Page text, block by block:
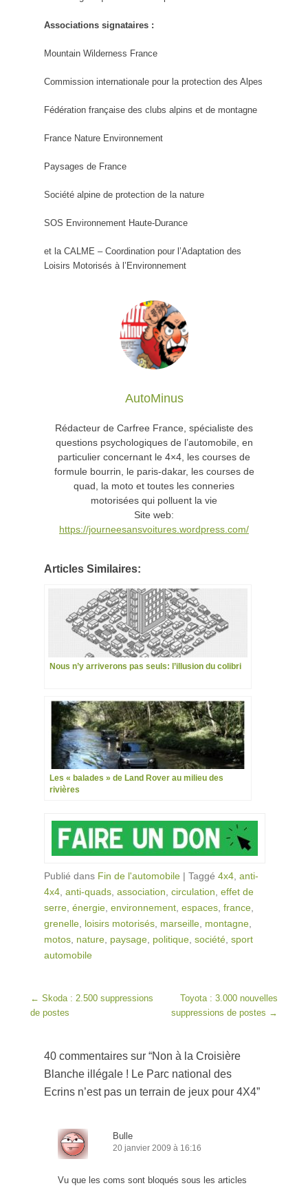
Associations signataires :
Mountain Wilderness France
Commission internationale pour la protection des Alpes
Fédération française des clubs alpins et de montagne
France Nature Environnement
Paysages de France
Société alpine de protection de la nature
SOS Environnement Haute-Durance
et la CALME – Coordination pour l’Adaptation des
Loisirs Motorisés à l’Environnement
AutoMinus
Rédacteur de Carfree France, spécialiste des
questions psychologiques de l’automobile, en
particulier concernant le 4×4, les courses de
formule bourrin, le paris-dakar, les courses de
quad, la moto et toutes les conneries
motorisées qui polluent la vie
Site web:
https://journeesansvoitures.wordpress.com/
Articles Similaires:
Nous n’y arriverons pas seuls: l’illusion du colibri
Les « balades » de Land Rover au milieu des
rivières
Publié dans Fin de l'automobile | Taggé 4x4 anti-
4x4 anti-quads association circulation effet de
serre énergie environnement espaces france
grenelle loisirs motorisés marseille montagne
motos nature paysage politique société sport
automobile
Post navigation
← Skoda : 2.500 suppressions
de postes
Toyota : 3.000 nouvelles
suppressions de postes →
40 commentaires sur “Non à la Croisière
Blanche illégale ! Le Parc national des
Ecrins n’est pas un terrain de jeux pour 4X4”
Bulle
20 janvier 2009 à 16:16
Vu que les coms sont bloqués sous les articles